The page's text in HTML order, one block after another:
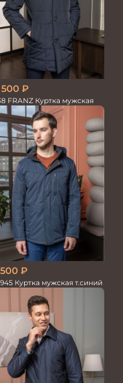
500 ₽
FRANZ Куртка мужская
₽
Куртка мужская т.синий